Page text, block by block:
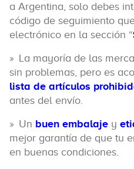
a Argentina, solo debes
código de seguimiento
electrónico en la sección “
La mayoría de las
sin problemas, pero es
lista de artículos
antes del envío.
Un buen embalaje y
mejor garantía de que tu
en buenas condiciones.